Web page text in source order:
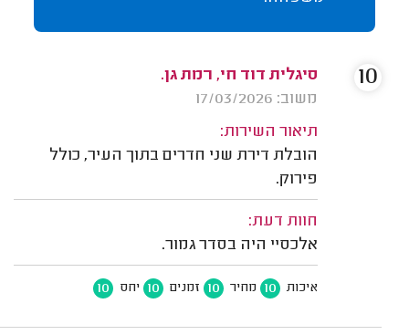
סיגלית דוד חי, רמת גן.
משוב: 17/03/2026
תיאור השירות:
הובלת דירת שני חדרים בתוך העיר, כולל
פירוק.
חוות דעת:
אלכסיי היה בסדר גמור.
איכות 10 מחיר 10 זמנים 10 יחס 10
10